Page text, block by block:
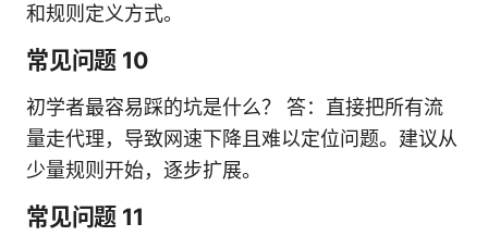
和规则定义方式。
常见问题 10
初学者最容易踩的坑是什么？ 答：直接把所有流
量走代理，导致网速下降且难以定位问题。建议从
少量规则开始，逐步扩展。
常见问题 11